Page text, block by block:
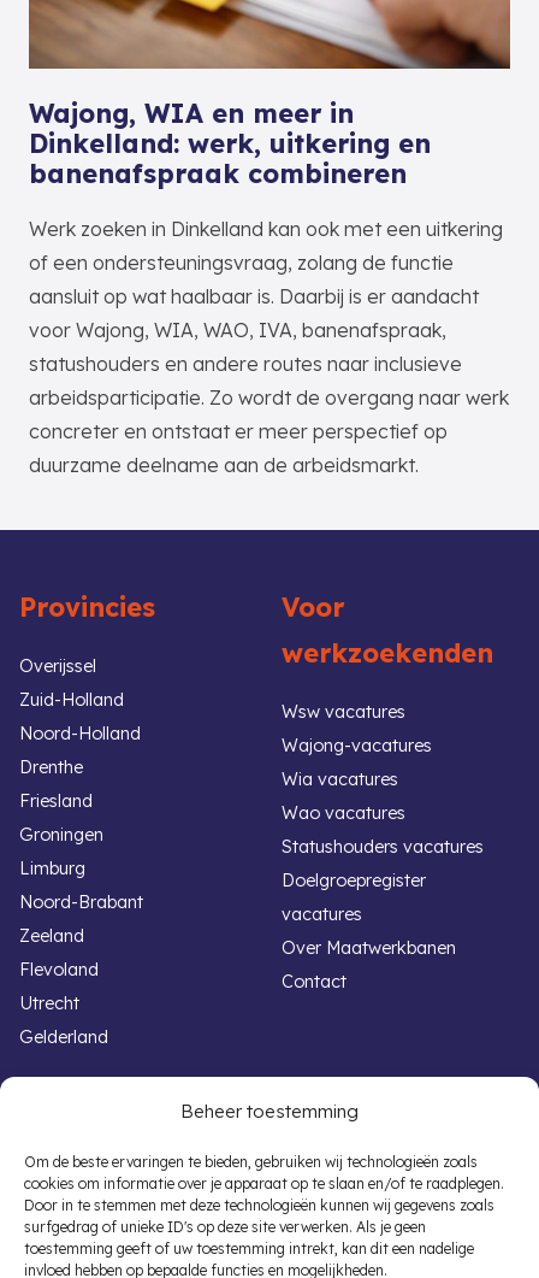
Beheer toestemming
Om de beste ervaringen te bieden, gebruiken wij technologieën zoals
cookies om informatie over je apparaat op te slaan en/of te raadplegen.
Door in te stemmen met deze technologieën kunnen wij gegevens zoals
surfgedrag of unieke ID's op deze site verwerken. Als je geen
toestemming geeft of uw toestemming intrekt, kan dit een nadelige
invloed hebben op bepaalde functies en mogelijkheden.
Wajong, WIA en meer in
Dinkelland: werk, uitkering en
banenafspraak combineren
Werk zoeken in Dinkelland kan ook met een uitkering
of een ondersteuningsvraag, zolang de functie
aansluit op wat haalbaar is. Daarbij is er aandacht
voor Wajong, WIA, WAO, IVA, banenafspraak,
statushouders en andere routes naar inclusieve
arbeidsparticipatie. Zo wordt de overgang naar werk
concreter en ontstaat er meer perspectief op
duurzame deelname aan de arbeidsmarkt.
Provincies
Overijssel
Zuid-Holland
Noord-Holland
Drenthe
Friesland
Groningen
Limburg
Noord-Brabant
Zeeland
Flevoland
Utrecht
Gelderland
Voor
werkzoekenden
Wsw vacatures
Wajong-vacatures
Wia vacatures
Wao vacatures
Statushouders vacatures
Doelgroepregister
vacatures
Over Maatwerkbanen
Contact
Handige links
Werken met een beperking
Overheid vacatures
Autisme vacatures
Banenafspraak Vacatures
Voor werkgevers
Banenafspraak
Participatiewet
Subsidieregelingen
Vacaturematching